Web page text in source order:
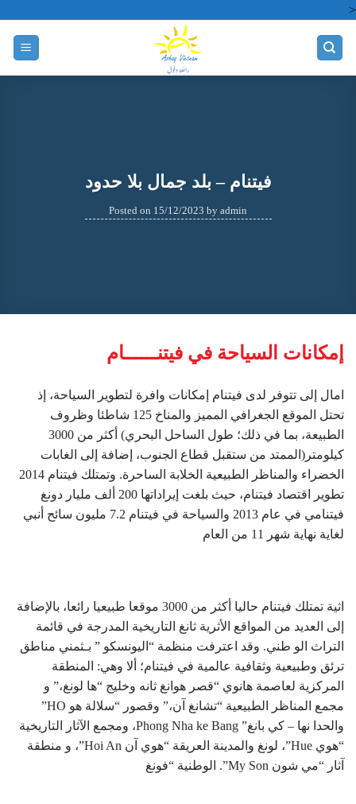
<
Skip
content
فیتنام – بلد جمال بلا حدود
Posted on 15/12/2023 by admin
إمكانات السیاحة في فیتنــــــام
امال إلى تتوفر لدى فیتنام إمكانات وافرة لتطویر السیاحة، إذ
تحتل الموقع الجغرافي الممیز والمناخ 125 شاطئا وظروف
الطبیعة، بما في ذلك؛ طول الساحل البحري) أكثر من 3000
كیلومتر(الممتد من ستقبل قطاع الجنوب، إضافة إلى الغابات
الخضراء والمناظر الطبیعیة الخلابة الساحرة. وتمتلك فیتنام 2014
تطویر اقتصاد فیتنام، حیث بلغت إیراداتھا 200 ألف ملیار دونغ
فیتنامي في عام 2013 والسیاحة في فیتنام 7.2 مليون سائح أنبي
لغایة نھایة شھر 11 من العام
اثیة تمتلك فیتنام حالیا أكثر من 3000 موقعا طبیعیا رائعا، بالإضافة
إلى العدید من المواقع الأثریة ثانغ التاریخیة المدرجة في قائمة
التراث الو طني. وقد اعترفت منظمة “الیونسكو ” بـثمني مناطق
ترئق وطبیعیة وثقافیة عالمیة في فیتنام؛ ألا وھي: المنطقة
المركزیة لعاصمة ھانوي “قصر ھوانغ ثانه وخلیج “ھا لونغ،” و
مجمع المناظر الطبیعیة “تشانغ آن،” وقصور “سلالة ھو HO”
والحدا نھا – كي بانغ” Phong Nha ke Bang، ومجمع الآثار التاریخیة
“ھوي Hue”، لونغ والمدینة العریقة “ھوي آن Hoi An”، و منطقة
آثار “مي شون My Son”. الوطنیة “فونغ